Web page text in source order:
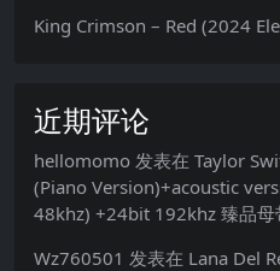
King Crimson – Red (2024
近期评论
hellomomo 发表在 Taylor
(Piano Version)+acoustic
48khz) +24bit 192khz 臻品母
Wz760501 发表在 Lana Del